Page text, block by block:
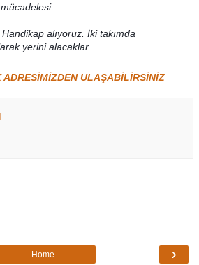
Handikap alıyoruz. İki takımda
yerini alacaklar.
ADRESİMİZDEN ULAŞABİLİRSİNİZ
›
Home